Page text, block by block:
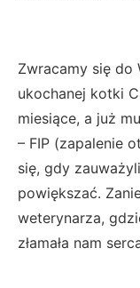
Zwracamy się do
ukochanej kotki
miesiące, a już
– FIP (zapalenie
się, gdy
powiększać.
weterynarza,
złamała nam